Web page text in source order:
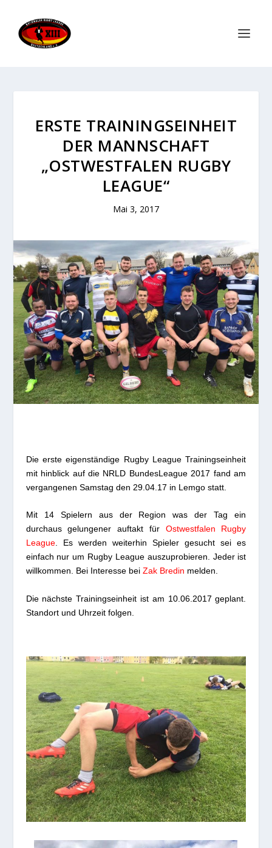
ERSTE TRAININGSEINHEIT
DER MANNSCHAFT
„OSTWESTFALEN RUGBY
LEAGUE“
Mai 3, 2017
Die erste eigenständige Rugby League Trainingseinheit
mit hinblick auf die NRLD BundesLeague 2017 fand am
vergangenen Samstag den 29.04.17 in Lemgo statt.
Mit 14 Spielern aus der Region was der Tag ein
durchaus gelungener auftakt für Ostwestfalen Rugby
League. Es werden weiterhin Spieler gesucht sei es
einfach nur um Rugby League auszuprobieren. Jeder ist
willkommen. Bei Interesse bei Zak Bredin melden.
Die nächste Trainingseinheit ist am 10.06.2017 geplant.
Standort und Uhrzeit folgen.